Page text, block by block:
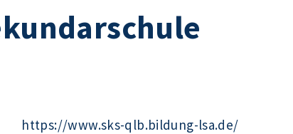
https://www.sks-qlb.bildung-lsa.de/